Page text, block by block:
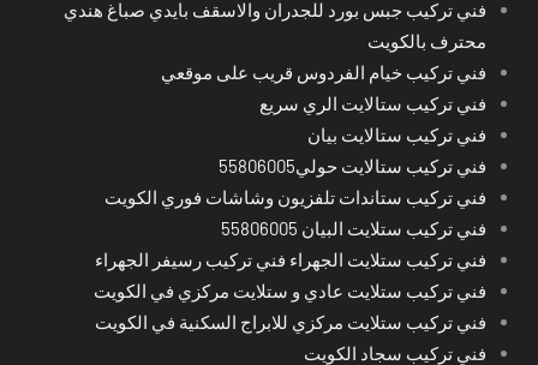
فني تركيب جبس بورد للجدران والاسقف بايدي صباغ هندي
محترف بالكويت
فني تركيب خيام الفردوس قريب على موقعي
فني تركيب ستالايت الري سريع
فني تركيب ستالايت بيان
فني تركيب ستالايت حولي55806005
فني تركيب ستاندات تلفزيون وشاشات فوري الكويت
فني تركيب ستلايت البيان 55806005
فني تركيب ستلايت الجهراء فني تركيب رسيفر الجهراء
فني تركيب ستلايت عادي و ستلايت مركزي في الكويت
فني تركيب ستلايت مركزي للابراج السكنية في الكويت
فني تركيب سجاد الكويت